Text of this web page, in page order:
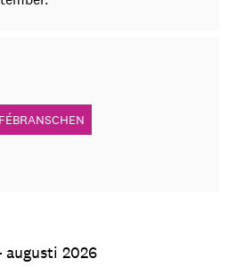
augusti 2026